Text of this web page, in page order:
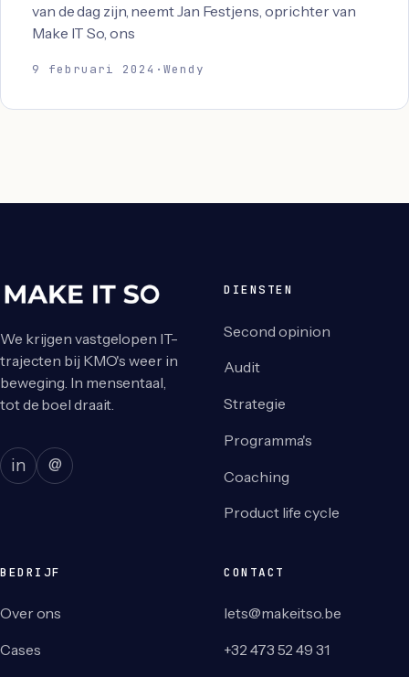
van de dag zijn, neemt Jan Festjens, oprichter van
Make IT So, ons
9 februari 2024 ·Wendy
We krijgen vastgelopen IT-
trajecten bij KMO's weer in
beweging. In mensentaal,
tot de boel draait.
in @
DIENSTEN
Second opinion
Audit
Strategie
Programma's
Coaching
Product life cycle
BEDRIJF
Over ons
Cases
CONTACT
lets@makeitso.be
+32 473 52 49 31